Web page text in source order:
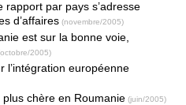
rapport par pays s’adresse
d’affaires (novembre/2005)
est sur la bonne voie,
2005)
l’intégration européenne
plus chère en Roumanie (juin/2005)